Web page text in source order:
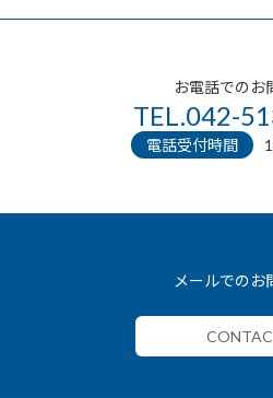
お電話でのお
TEL.042-
電話受付時間
メールでのお